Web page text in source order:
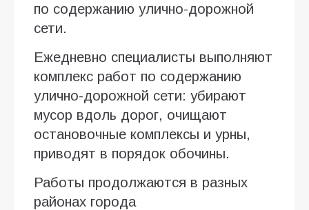
по содержанию улично-дорожной
сети.
Ежедневно специалисты выполняют
комплекс работ по содержанию
улично-дорожной сети: убирают
мусор вдоль дорог, очищают
остановочные комплексы и урны,
приводят в порядок обочины.
Работы продолжаются в разных
районах города